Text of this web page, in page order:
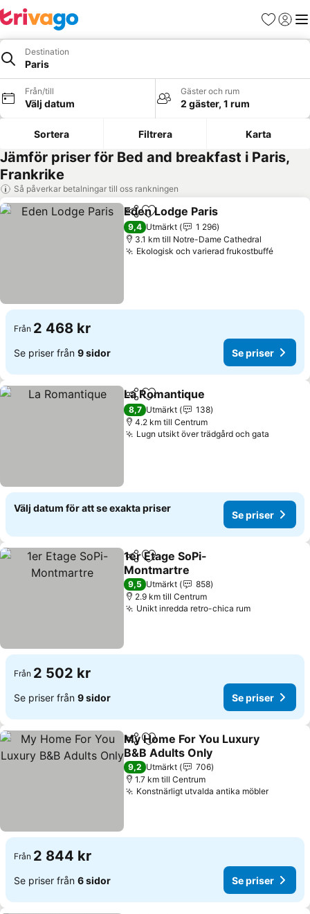
Favoriter
Logga
Destination
Paris
Från/till
Välj datum
Gäster och rum
2 gäster, 1 rum
Sortera Filtrera Karta
Jämför priser för Bed and breakfast i Paris,
Frankrike
Så påverkar betalningar till oss rankningen
Dela Lägg till i Mina Favoriter
Eden Lodge Paris
9,4 Utmärkt
1 296
3.1 km till Notre-Dame Cathedral
Ekologisk och varierad frukostbufféSe
Från 2 468 kr
Se priser från 9 sidor Se priser
Dela Lägg till i Mina Favoriter
La Romantique
8,7 Utmärkt
138
4.2 km till Centrum
Lugn utsikt över trädgård och gata
Välj datum för att se exakta priser
Se priser
Dela Lägg till i Mina Favoriter
1er Etage SoPi-
Montmartre
Se priser
9,5 Utmärkt
858
2.9 km till Centrum
Unikt inredda retro-chica rumSe priser
Från 2 502 kr
Se priser från 9 sidor Se priser
Dela Lägg till i Mina Favoriter
My Home For You Luxury
B&B Adults Only
Se priser
9,2 Utmärkt
706
1.7 km till Centrum
Konstnärligt utvalda antika möblerSe
Från 2 844 kr
Se priser från 6 sidor Se priser